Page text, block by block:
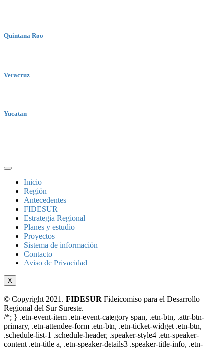
Quintana Roo
Veracruz
Yucatan
Inicio
Región
Antecedentes
FIDESUR
Estrategia Regional
Planes y estudio
Proyectos
Sistema de información
Contacto
Aviso de Privacidad
X
© Copyright 2021. FIDESUR Fideicomiso para el Desarrollo
Regional del Sur Sureste.
/*; } .etn-event-item .etn-event-category span, .etn-btn, .attr-btn-
primary, .etn-attendee-form .etn-btn, .etn-ticket-widget .etn-btn,
.schedule-list-1 .schedule-header, .speaker-style4 .etn-speaker-
content .etn-title a, .etn-speaker-details3 .speaker-title-info, .etn-